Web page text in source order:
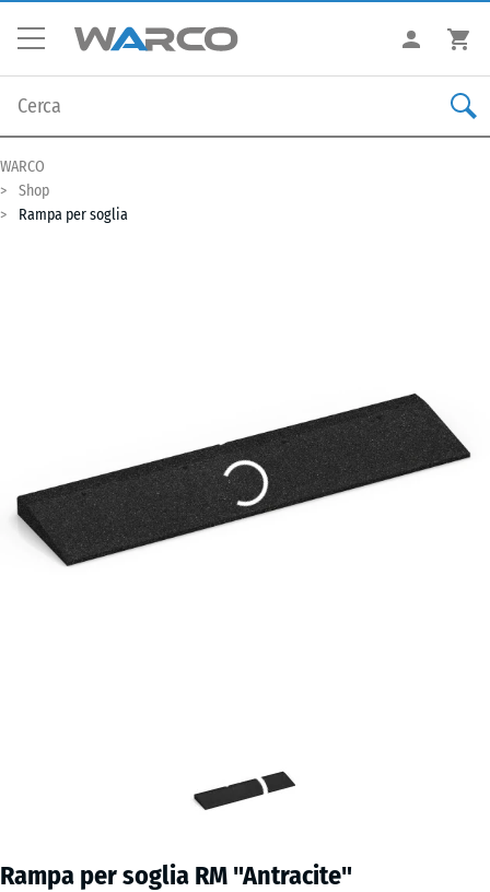
WARCO
Shop
Rampa per soglia
Rampa per soglia RM "Antracite"